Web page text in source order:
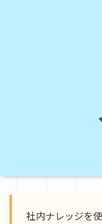
社内ナレッジを